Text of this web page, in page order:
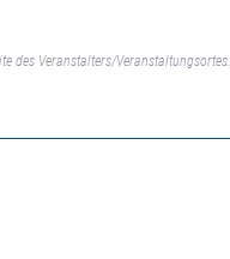
des Veranstalters/Veranstaltungsortes.